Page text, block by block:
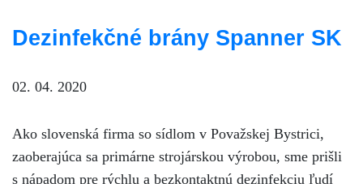
Dezinfekčné brány Spanner SK
02. 04. 2020
Ako slovenská firma so sídlom v Považskej Bystrici,
zaoberajúca sa primárne strojárskou výrobou, sme prišli
s nápadom pre rýchlu a bezkontaktnú dezinfekciu ľudí